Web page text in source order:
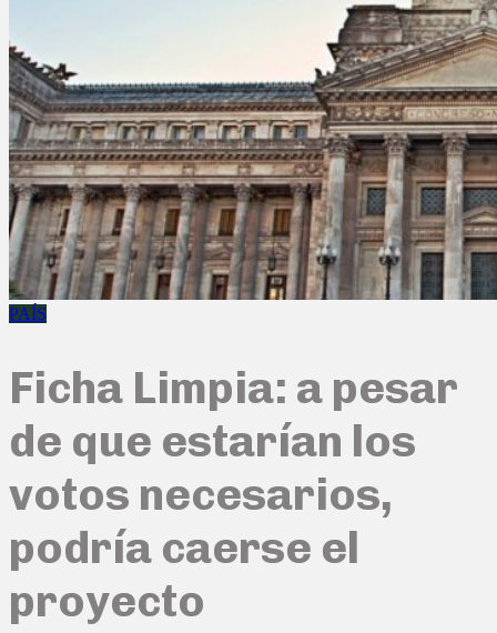
PAÍS
Ficha Limpia: a pesar
de que estarían los
votos necesarios,
podría caerse el
proyecto